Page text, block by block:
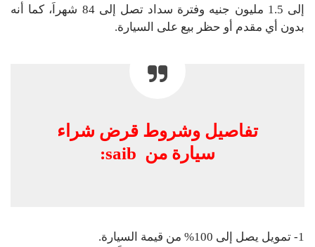
إلى 1.5 مليون جنيه وفترة سداد تصل إلى 84 شهراَ، كما أنه
بدون أي مقدم أو حظر بيع على السيارة.
تفاصيل وشروط قرض شراء
سيارة من saib:
1- تمويل يصل إلى 100% من قيمة السيارة.